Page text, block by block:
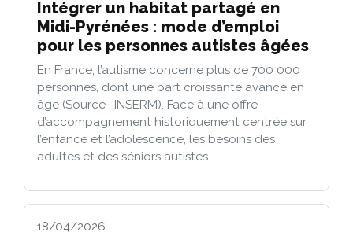
Intégrer un habitat partagé en
Midi-Pyrénées : mode d’emploi
pour les personnes autistes âgées
En France, l’autisme concerne plus de 700 000
personnes, dont une part croissante avance en
âge (Source : INSERM). Face à une offre
d’accompagnement historiquement centrée sur
l’enfance et l’adolescence, les besoins des
adultes et des séniors autistes...
18/04/2026